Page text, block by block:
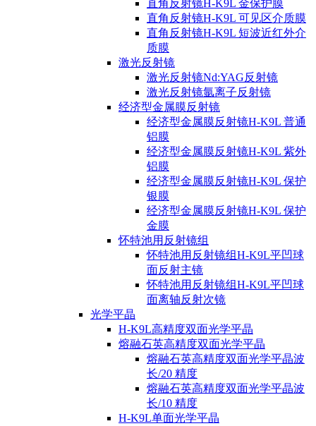
直角反射镜H-K9L 金保护膜
直角反射镜H-K9L 可见区介质膜
直角反射镜H-K9L 短波近红外介
质膜
激光反射镜
激光反射镜Nd:YAG反射镜
激光反射镜氩离子反射镜
经济型金属膜反射镜
经济型金属膜反射镜H-K9L 普通
铝膜
经济型金属膜反射镜H-K9L 紫外
铝膜
经济型金属膜反射镜H-K9L 保护
银膜
经济型金属膜反射镜H-K9L 保护
金膜
怀特池用反射镜组
怀特池用反射镜组H-K9L平凹球
面反射主镜
怀特池用反射镜组H-K9L平凹球
面离轴反射次镜
光学平晶
H-K9L高精度双面光学平晶
熔融石英高精度双面光学平晶
熔融石英高精度双面光学平晶波
长/20 精度
熔融石英高精度双面光学平晶波
长/10 精度
H-K9L单面光学平晶